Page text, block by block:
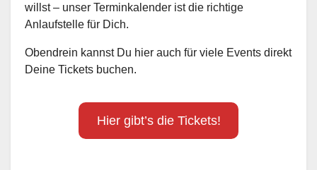
willst – unser Terminkalender ist die richtige
Anlaufstelle für Dich.
Obendrein kannst Du hier auch für viele Events direkt
Deine Tickets buchen.
Hier gibt’s die Tickets!